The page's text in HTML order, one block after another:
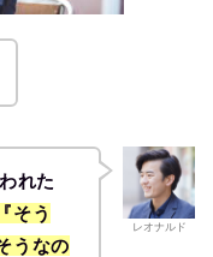
レオナルド
れた
『そう
うなの